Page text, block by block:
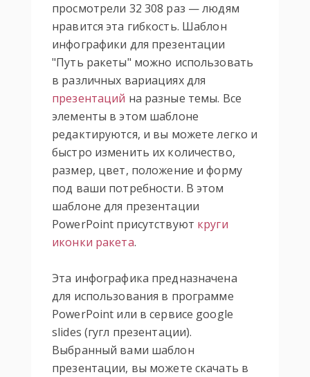
просмотрели 32 308 раз — людям
нравится эта гибкость. Шаблон
инфографики для презентации
"Путь ракеты" можно использовать
в различных вариациях для
презентаций на разные темы. Все
элементы в этом шаблоне
редактируются, и вы можете легко и
быстро изменить их количество,
размер, цвет, положение и форму
под ваши потребности. В этом
шаблоне для презентации
PowerPoint присутствуют круги
иконки ракета.
Эта инфографика предназначена
для использования в программе
PowerPoint или в сервисе google
slides (гугл презентации).
Выбранный вами шаблон
презентации, вы можете скачать в